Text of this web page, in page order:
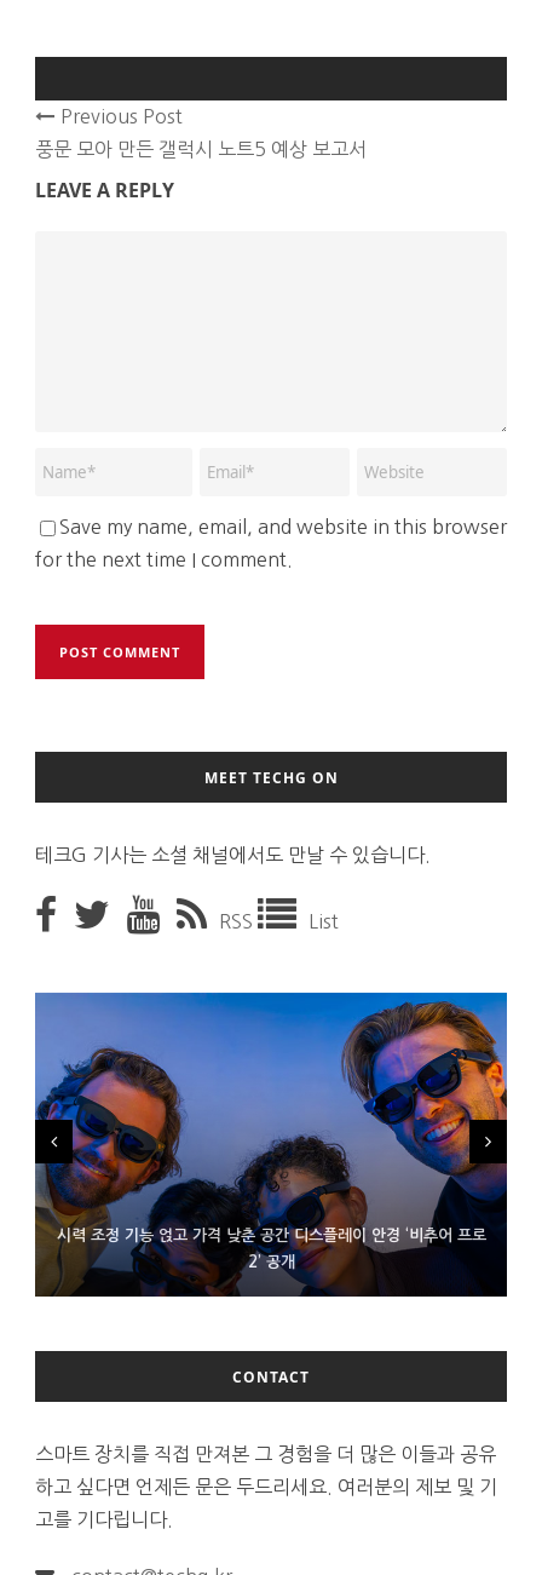
Previous Post
풍문 모아 만든 갤럭시 노트5 예상 보고서
LEAVE A REPLY
Save my name, email, and website in this browser
for the next time I comment.
MEET TECHG ON
테크G 기사는 소셜 채널에서도 만날 수 있습니다.
RSS List
시력 조정 기능 얹고 가격 낮춘 공간 디스플레이 안경 ‘비추어 프로
2’ 공개
D램 부족에 10억달러어치 아이폰18 프로세서 패키징 대기 중
300~400달러 반지형 스피커 준비하는 오픈AI
CONTACT
스마트 장치를 직접 만져본 그 경험을 더 많은 이들과 공유
하고 싶다면 언제든 문은 두드리세요. 여러분의 제보 및 기
고를 기다립니다.